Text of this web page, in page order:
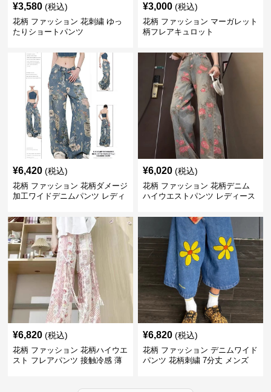
¥3,580 (税込)
花柄 ファッション 花刺繍 ゆっ
たりショートパンツ
¥3,000 (税込)
花柄 ファッション マーガレット
柄フレアキュロット
¥6,420 (税込)
花柄 ファッション 花柄ダメージ
加工ワイドデニムパンツ レディ
¥6,020 (税込)
花柄 ファッション 花柄デニム
ハイウエストパンツ レディース
¥6,820 (税込)
花柄 ファッション 花柄ハイウエ
スト フレアパンツ 接触冷感 薄
¥6,820 (税込)
花柄 ファッション デニムワイド
パンツ 花柄刺繍 7分丈 メンズ